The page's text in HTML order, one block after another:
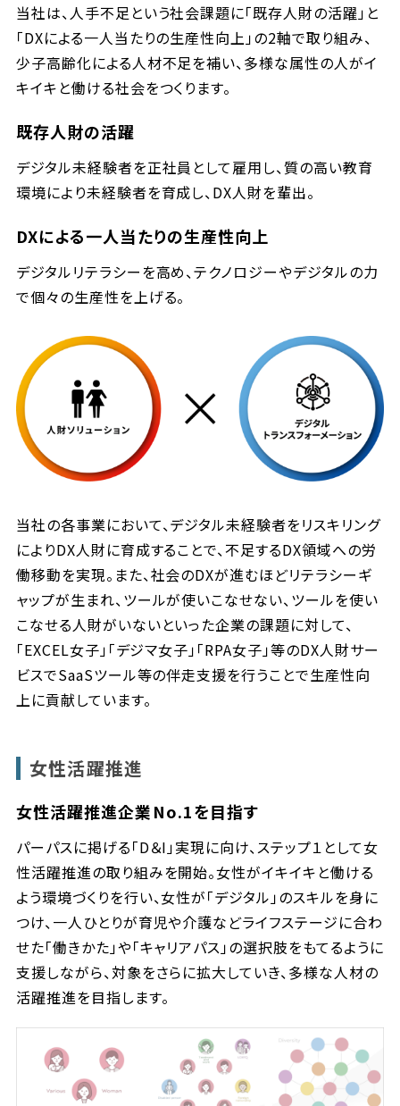
当社は、人手不足という社会課題に「既存人財の活躍」と
「DXによる一人当たりの生産性向上」の2軸で取り組み、
少子高齢化による人材不足を補い、多様な属性の人がイ
キイキと働ける社会をつくります。
既存人財の活躍
デジタル未経験者を正社員として雇用し、質の高い教育
環境により未経験者を育成し、DX人財を輩出。
DXによる一人当たりの生産性向上
デジタルリテラシーを高め、テクノロジーやデジタルの力
で個々の生産性を上げる。
当社の各事業において、デジタル未経験者をリスキリング
によりDX人財に育成することで、不足するDX領域への労
働移動を実現。また、社会のDXが進むほどリテラシーギ
ャップが生まれ、ツールが使いこなせない、ツールを使い
こなせる人財がいないといった企業の課題に対して、
「EXCEL女子」「デジマ女子」「RPA女子」等のDX人財サー
ビスでSaaSツール等の伴走支援を行うことで生産性向
上に貢献しています。
女性活躍推進
女性活躍推進企業No.1を目指す
パーパスに掲げる「D＆I」実現に向け、ステップ１として女
性活躍推進の取り組みを開始。女性がイキイキと働ける
よう環境づくりを行い、女性が「デジタル」のスキルを身に
つけ、一人ひとりが育児や介護などライフステージに合わ
せた「働きかた」や「キャリアパス」の選択肢をもてるように
支援しながら、対象をさらに拡大していき、多様な人材の
活躍推進を目指します。